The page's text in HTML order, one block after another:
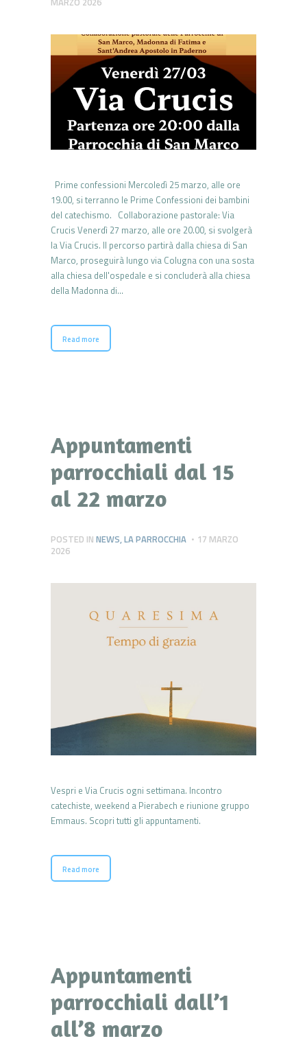
Prime confessioni Mercoledì 25 marzo, alle ore
19.00, si terranno le Prime Confessioni dei bambini
del catechismo. Collaborazione pastorale: Via
Crucis Venerdì 27 marzo, alle ore 20.00, si svolgerà
la Via Crucis. Il percorso partirà dalla chiesa di San
Marco, proseguirà lungo via Colugna con una sosta
alla chiesa dell'ospedale e si concluderà alla chiesa
della Madonna di…
Read more
Appuntamenti
parrocchiali dal 15
al 22 marzo
POSTED IN NEWS,LA PARROCCHIA
17 MARZO
2026
Vespri e Via Crucis ogni settimana. Incontro
catechiste, weekend a Pierabech e riunione gruppo
Emmaus. Scopri tutti gli appuntamenti.
Read more
Appuntamenti
parrocchiali dall’1
all’8 marzo